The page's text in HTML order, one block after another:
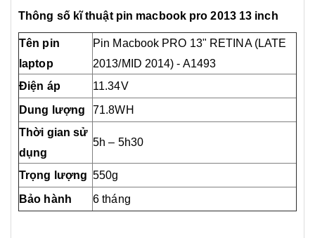
Thông số kĩ thuật pin macbook pro 2013 13 inch
Tên pin
laptop
Pin Macbook PRO 13" RETINA (LATE
2013/MID 2014) - A1493
Điện áp
11.34V
Dung lượng
71.8WH
Thời gian sử
dụng
5h – 5h30
Trọng lượng 550g
Bảo hành
6 tháng